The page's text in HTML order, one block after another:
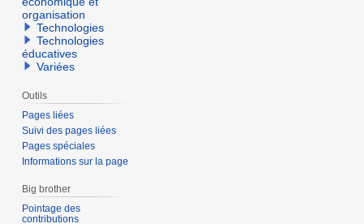
organisation
Technologies
Technologies
éducatives
Variées
Outils
Pages liées
Suivi des pages liées
Pages spéciales
Informations sur la page
Big brother
Pointage des
contributions